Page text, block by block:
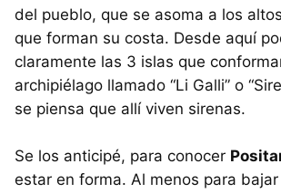
del pueblo, que se asoma a los
que forman su costa. Desde aquí
claramente las 3 islas que
archipiélago llamado “Li Galli” o
se piensa que allí viven sirenas.
Se los anticipé, para conocer
estar en forma. Al menos para